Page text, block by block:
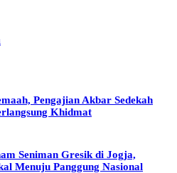
Pengajian Akbar Sedekah
Khidmat
Seniman Gresik di Jogja,
Menuju Panggung Nasional